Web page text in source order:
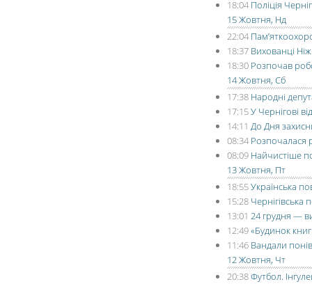
18:04 Поліція
15 Жовтня, Нд
22:04
18:37 Вихованці
18:30 Розпочав
14 Жовтня, Сб
17:38 Народні
17:15У Чернігові
14:11 До Дня
08:34 Розпочалася
08:09 Найчистіше
13 Жовтня, Пт
18:55Українська
15:28 Чернігівська
13:01 24 грудня —
12:49«Будинок
11:46 Вандали
12 Жовтня, Чт
20:38Футбол.